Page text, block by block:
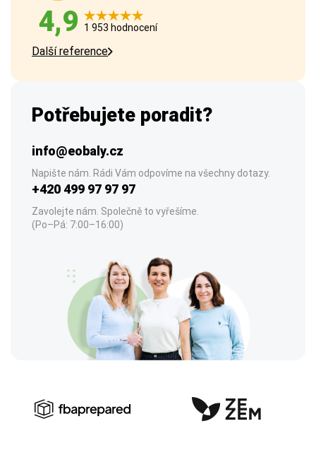
4,9 1 953 hodnocení
Další reference
Potřebujete poradit?
info@eobaly.cz
Napište nám. Rádi Vám odpovíme na všechny dotazy.
+420 499 97 97 97
Zavolejte nám. Společně to vyřešíme.
(Po–Pá: 7:00–16:00)